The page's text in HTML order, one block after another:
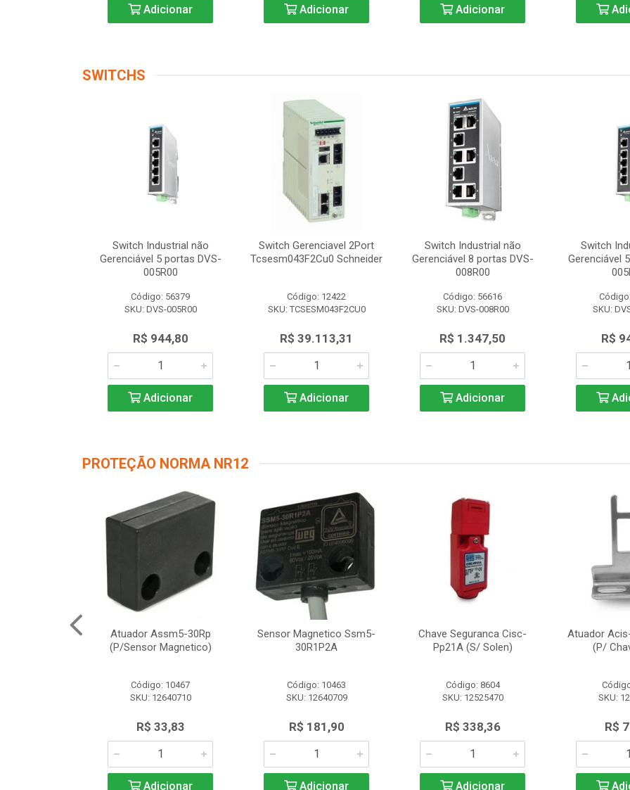
Adicionar Adicionar Adicionar
SWITCHS
Switch Industrial não
Gerenciável 5 portas DVS-
005R00
Código: 56379
SKU: DVS-005R00
R$ 944,80
Adicionar
Switch Gerenciavel 2Port
Tcsesm043F2Cu0 Schneider
Código: 12422
SKU: TCSESM043F2CU0
R$ 39.113,31
Adicionar
Switch Industrial não
Gerenciável 8 portas DVS-
008R00
Código: 56616
SKU: DVS-008R00
R$ 1.347,50
Adicionar
Switch
Gerenciável
SKU:
R$
PROTEÇÃO NORMA NR12
Atuador Assm5-30Rp
(P/Sensor Magnetico)
Código: 10467
SKU: 12640710
R$ 33,83
Adicionar
Sensor Magnetico Ssm5-
30R1P2A
Código: 10463
SKU: 12640709
R$ 181,90
Adicionar
Chave Seguranca Cisc-
Pp21A (S/ Solen)
Código: 8604
SKU: 12525470
R$ 338,36
Adicionar
Atuador
(P/
SKU:
R$